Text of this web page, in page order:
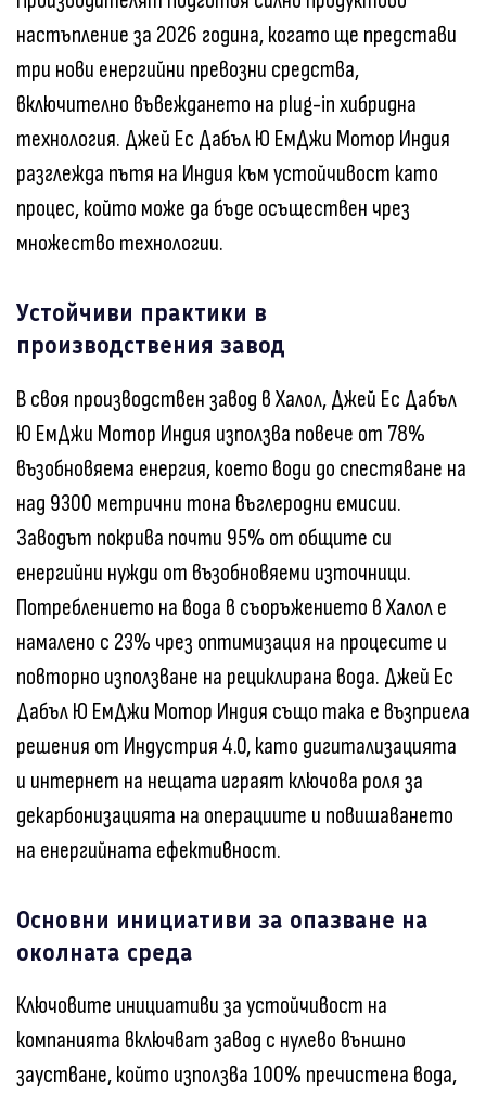
настъпление за 2026 година, когато ще представи
три нови енергийни превозни средства,
включително въвеждането на plug-in хибридна
технология. Джей Ес Дабъл Ю ЕмДжи Мотор Индия
разглежда пътя на Индия към устойчивост като
процес, който може да бъде осъществен чрез
множество технологии.
Устойчиви практики в
производствения завод
В своя производствен завод в Халол, Джей Ес Дабъл
Ю ЕмДжи Мотор Индия използва повече от 78%
възобновяема енергия, което води до спестяване на
над 9300 метрични тона въглеродни емисии.
Заводът покрива почти 95% от общите си
енергийни нужди от възобновяеми източници.
Потреблението на вода в съоръжението в Халол е
намалено с 23% чрез оптимизация на процесите и
повторно използване на рециклирана вода. Джей Ес
Дабъл Ю ЕмДжи Мотор Индия също така е възприела
решения от Индустрия 4.0, като дигитализацията
и интернет на нещата играят ключова роля за
декарбонизацията на операциите и повишаването
на енергийната ефективност.
Основни инициативи за опазване на
околната среда
Ключовите инициативи за устойчивост на
компанията включват завод с нулево външно
заустване, който използва 100% пречистена вода,